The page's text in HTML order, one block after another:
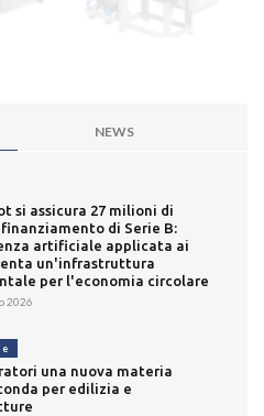
NEWS
si assicura 27 milioni di
di Serie B:
artificiale applicata ai
un'infrastruttura
per l'economia circolare
2026
una nuova materia
per edilizia e